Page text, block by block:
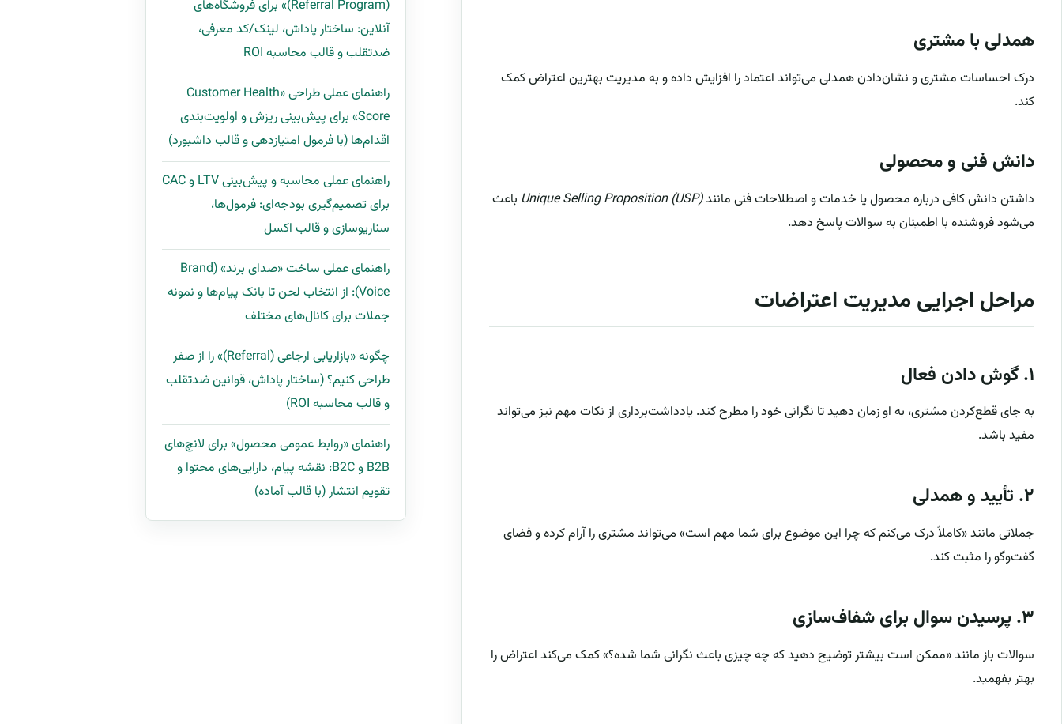
همدلی با مشتری
درک احساسات مشتری و نشان‌دادن همدلی می‌تواند اعتماد را افزایش داده و به مدیریت بهترین اعتراض کمک
کند.
دانش فنی و محصولی
داشتن دانش کافی درباره محصول یا خدمات و اصطلاحات فنی مانندUnique Selling Proposition (USP) باعث
می‌شود فروشنده با اطمینان به سوالات پاسخ دهد.
مراحل اجرایی مدیریت اعتراضات
۱. گوش دادن فعال
به جای قطع‌کردن مشتری، به او زمان دهید تا نگرانی خود را مطرح کند. یادداشت‌برداری از نکات مهم نیز می‌تواند
مفید باشد.
۲. تأیید و همدلی
جملاتی مانند «کاملاً درک می‌کنم که چرا این موضوع برای شما مهم است» می‌تواند مشتری را آرام کرده و فضای
گفت‌وگو را مثبت کند.
۳. پرسیدن سوال برای شفاف‌سازی
سوالات باز مانند «ممکن است بیشتر توضیح دهید که چه چیزی باعث نگرانی شما شده؟» کمک می‌کند اعتراض را
بهتر بفهمید.
(Referral Program)» برای فروشگاه‌های
آنلاین: ساختار پاداش، لینک/کد معرفی،
ضدتقلب و قالب محاسبه ROI
راهنمای عملی طراحی «Customer Health
Score» برای پیش‌بینی ریزش و اولویت‌بندی
اقدام‌ها (با فرمول امتیازدهی و قالب داشبورد)
راهنمای عملی محاسبه و پیش‌بینی LTV و CAC
برای تصمیم‌گیری بودجه‌ای: فرمول‌ها،
سناریوسازی و قالب اکسل
راهنمای عملی ساخت «صدای برند» (Brand
Voice): از انتخاب لحن تا بانک پیام‌ها و نمونه
جملات برای کانال‌های مختلف
چگونه «بازاریابی ارجاعی (Referral)» را از صفر
طراحی کنیم؟ (ساختار پاداش، قوانین ضدتقلب
و قالب محاسبه ROI)
راهنمای «روابط عمومی محصول» برای لانچ‌های
B2B و B2C: نقشه پیام، دارایی‌های محتوا و
تقویم انتشار (با قالب آماده)